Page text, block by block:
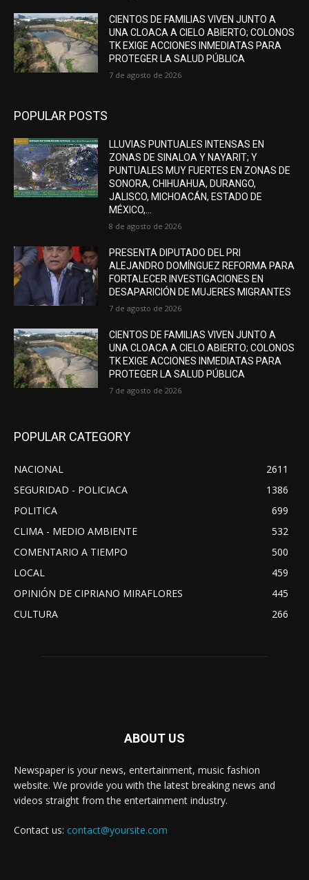
CIENTOS DE FAMILIAS VIVEN JUNTO A
UNA CLOACA A CIELO ABIERTO; COLONOS
TK EXIGE ACCIONES INMEDIATAS PARA
PROTEGER LA SALUD PÚBLICA
7 de agosto de 2026
POPULAR POSTS
LLUVIAS PUNTUALES INTENSAS EN
ZONAS DE SINALOA Y NAYARIT; Y
PUNTUALES MUY FUERTES EN ZONAS DE
SONORA, CHIHUAHUA, DURANGO,
JALISCO, MICHOACÁN, ESTADO DE
MÉXICO,...
8 de agosto de 2026
PRESENTA DIPUTADO DEL PRI
ALEJANDRO DOMÍNGUEZ REFORMA PARA
FORTALECER INVESTIGACIONES EN
DESAPARICIÓN DE MUJERES MIGRANTES
7 de agosto de 2026
CIENTOS DE FAMILIAS VIVEN JUNTO A
UNA CLOACA A CIELO ABIERTO; COLONOS
TK EXIGE ACCIONES INMEDIATAS PARA
PROTEGER LA SALUD PÚBLICA
7 de agosto de 2026
POPULAR CATEGORY
NACIONAL
2611
SEGURIDAD - POLICIACA
1386
POLITICA
699
CLIMA - MEDIO AMBIENTE
532
COMENTARIO A TIEMPO
500
LOCAL
459
OPINIÓN DE CIPRIANO MIRAFLORES
445
CULTURA
266
ABOUT US
Newspaper is your news, entertainment, music fashion
website. We provide you with the latest breaking news and
videos straight from the entertainment industry.
Contact us: contact@yoursite.com